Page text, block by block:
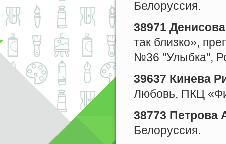
Белоруссия.
38971
так близко»,
№36 "Улыбка",
39637 Кинева
Любовь, ПКЦ
38773 Петрова
Белоруссия.